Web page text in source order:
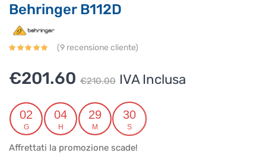
Behringer B112D
(9 recensione cliente)
€210.00 Il
prezzo
originale
era:
€210.00.
€201.60
Il
prezzo
attuale
è:
€201.60.
IVA Inclusa
02
G
04
H
29
M
30
S
Affrettati la promozione scade!
Puoi chiedermi informazioni generali o specifiche su certi
prodotti.
assicurati di indicarne il nome completo